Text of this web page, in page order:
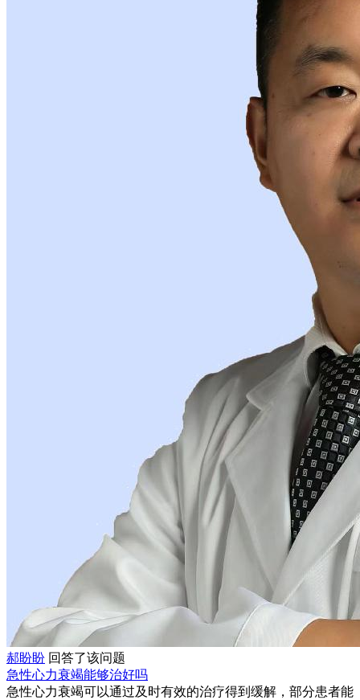
郝盼盼 回答了该问题
急性心力衰竭能够治好吗
急性心力衰竭可以通过及时有效的治疗得到缓解，部分患者能